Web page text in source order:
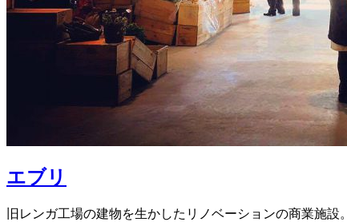
エブリ
旧レンガ工場の建物を生かしたリノベーションの商業施設。